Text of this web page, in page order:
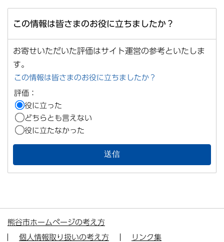
この情報は皆さまのお役に立ちましたか？
お寄せいただいた評価はサイト運営の参考といたしま
す。
この情報は皆さまのお役に立ちましたか？
評価：
役に立った
どちらとも言えない
役に立たなかった
熊谷市ホームページの考え方
個人情報取り扱いの考え方
リンク集